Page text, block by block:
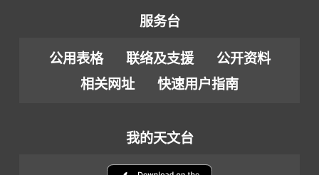
服务台
公用表格 联络及支援
公开资料
相关网址
快速用户指南
我的天文台